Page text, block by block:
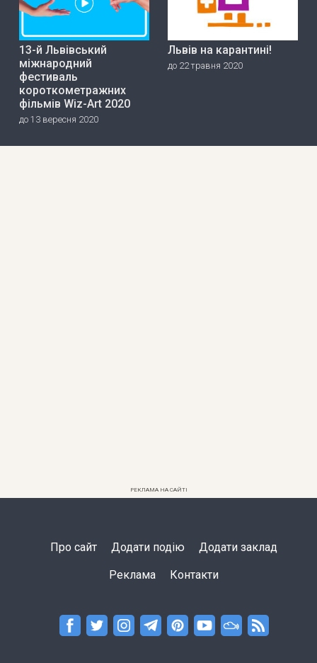
13-й Львівський
міжнародний
фестиваль
короткометражних
фільмів Wiz-Art 2020
до 13 вересня 2020
Львів на карантині!
до 22 травня 2020
РЕКЛАМА НА САЙТІ
Про сайт Додати подію Додати заклад
Реклама Контакти